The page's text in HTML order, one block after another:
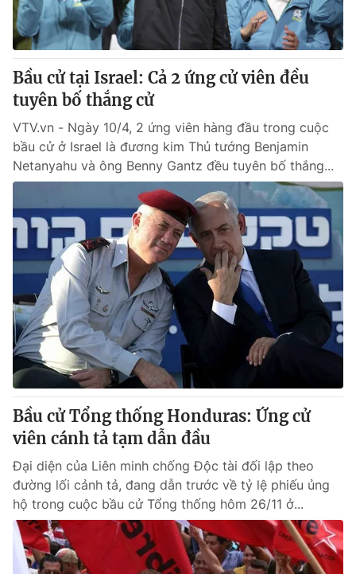
Bầu cử tại Israel: Cả 2 ứng cử viên đều
tuyên bố thắng cử
VTV.vn - Ngày 10/4, 2 ứng viên hàng đầu trong cuộc
bầu cử ở Israel là đương kim Thủ tướng Benjamin
Netanyahu và ông Benny Gantz đều tuyên bố thắng...
Bầu cử Tổng thống Honduras: Ứng cử
viên cánh tả tạm dẫn đầu
Đại diện của Liên minh chống Độc tài đối lập theo
đường lối cảnh tả, đang dẫn trước về tỷ lệ phiếu ủng
hộ trong cuộc bầu cử Tổng thống hôm 26/11 ở...